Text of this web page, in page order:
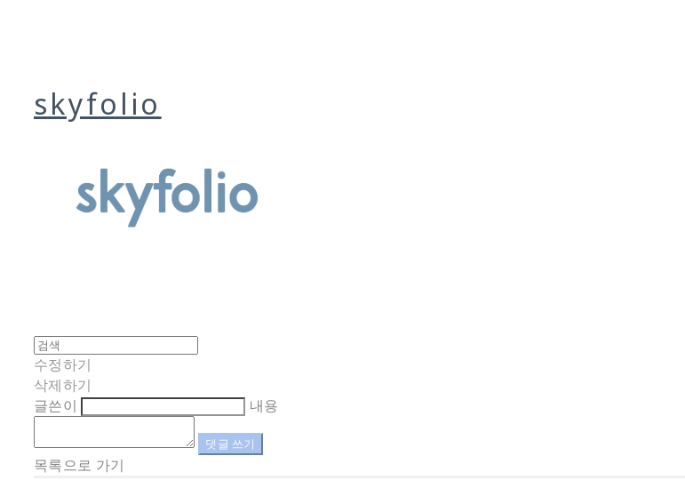
skyfolio
수정하기
삭제하기
글쓴이
내용
댓글 쓰기
목록으로 가기